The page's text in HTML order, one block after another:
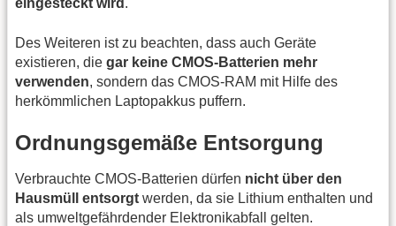
eingesteckt wird .
Des Weiteren ist zu beachten, dass auch Geräte
existieren, die gar keine CMOS-Batterien mehr
verwenden, sondern das CMOS-RAM mit Hilfe des
herkömmlichen Laptopakkus puffern.
Ordnungsgemäße Entsorgung
Verbrauchte CMOS‑Batterien dürfen nicht über den
Hausmüll entsorgt werden, da sie Lithium enthalten und
als umweltgefährdender Elektronikabfall gelten.